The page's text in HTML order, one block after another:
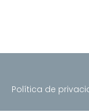
Política de